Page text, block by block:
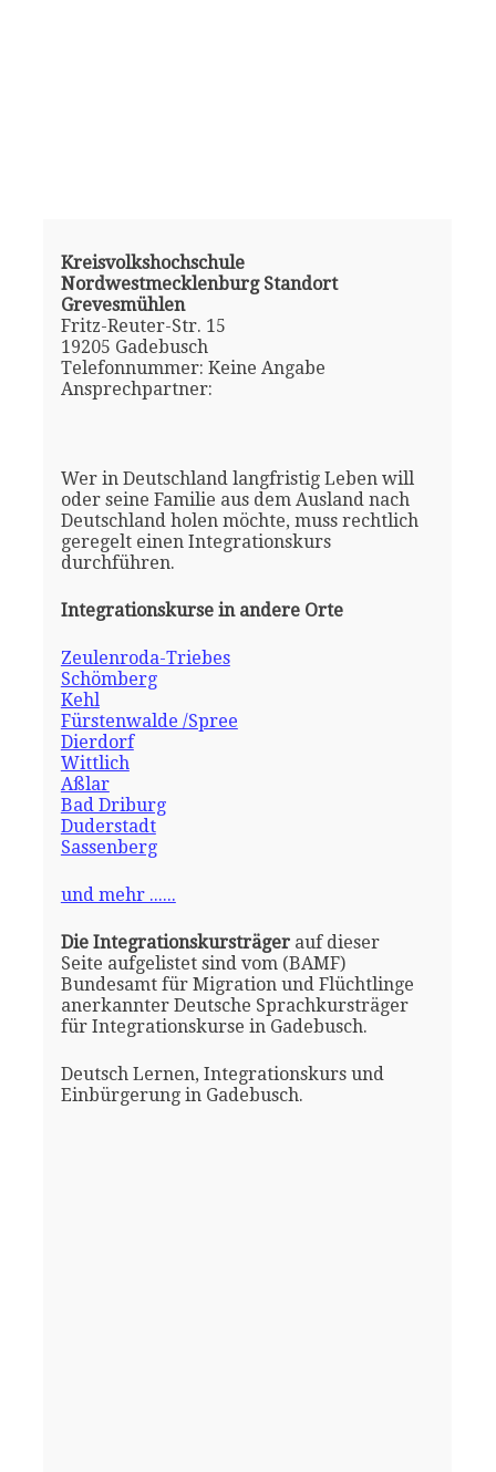
Kreisvolkshochschule
Nordwestmecklenburg Standort
Grevesmühlen
Fritz-Reuter-Str. 15
19205 Gadebusch
Telefonnummer: Keine Angabe
Ansprechpartner:
Wer in Deutschland langfristig Leben will
oder seine Familie aus dem Ausland nach
Deutschland holen möchte, muss rechtlich
geregelt einen Integrationskurs
durchführen.
Integrationskurse in andere Orte
Zeulenroda-Triebes
Schömberg
Kehl
Fürstenwalde /Spree
Dierdorf
Wittlich
Aßlar
Bad Driburg
Duderstadt
Sassenberg
und mehr ......
Die Integrationskursträgerauf dieser
Seite aufgelistet sind vom (BAMF)
Bundesamt für Migration und Flüchtlinge
anerkannter Deutsche Sprachkursträger
für Integrationskurse in Gadebusch.
Deutsch Lernen, Integrationskurs und
Einbürgerung in Gadebusch.